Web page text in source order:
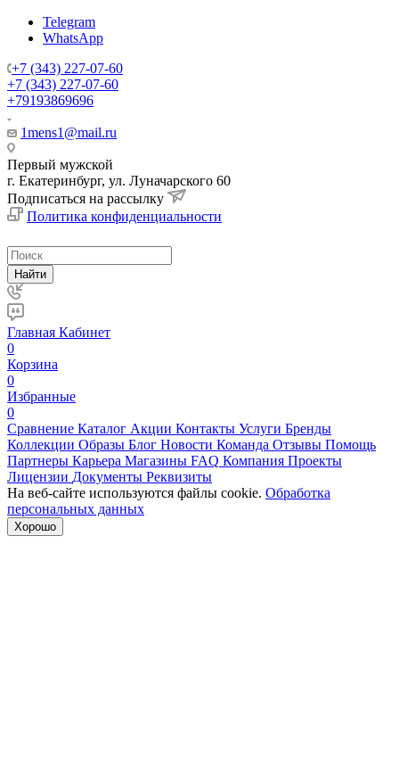
Telegram
WhatsApp
+7 (343) 227-07-60
+7 (343) 227-07-60
+79193869696
1mens1@mail.ru
Первый мужской
г. Екатеринбург, ул. Луначарского 60
Подписаться на рассылку
Политика конфиденциальности
Найти
Главная Кабинет
0
Корзина
0
Избранные
0
Сравнение Каталог Акции Контакты Услуги Бренды
Коллекции Образы Блог Новости Команда Отзывы Помощь
Партнеры Карьера Магазины FAQ Компания Проекты
Лицензии Документы Реквизиты
На веб-сайте используются файлы cookie. Обработка
персональных данных
Хорошо